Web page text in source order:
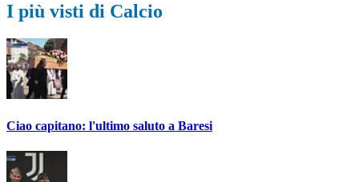
I più visti di Calcio
Ciao capitano: l'ultimo saluto a Baresi